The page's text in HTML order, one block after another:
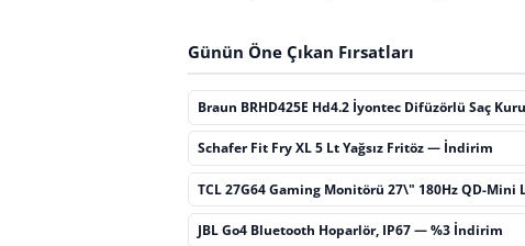
Günün Öne Çıkan Fırsatları
Braun BRHD425E Hd4.2 İyontec Difüzörlü Saç
Schafer Fit Fry XL 5 Lt Yağsız Fritöz — İndirim
TCL 27G64 Gaming Monitörü 27\" 180Hz QD-
JBL Go4 Bluetooth Hoparlör, IP67 — %3 İndirim